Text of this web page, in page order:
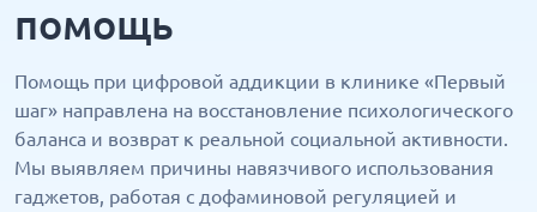
помощь
Помощь при цифровой аддикции в клинике «Первый
шаг» направлена на восстановление психологического
баланса и возврат к реальной социальной активности.
Мы выявляем причины навязчивого использования
гаджетов, работая с дофаминовой регуляцией и